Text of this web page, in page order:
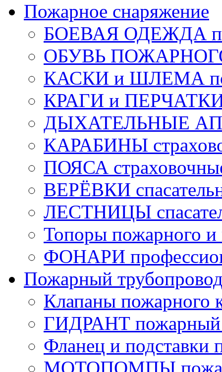
Пожарное снаряжение
БОЕВАЯ ОДЕЖДА
ОБУВЬ
КАСКИ и ШЛЕМА
КРАГИ и ПЕРЧАТКИ
ДЫХАТЕЛЬНЫЕ
КАРАБИНЫ
ПОЯСА
ВЕРЁВКИ
ЛЕСТНИЦЫ
Топоры пожарного и
ФОНАРИ
Пожарный
Клапаны пожарного
ГИДРАНТ пожарный
Фланец и подставки